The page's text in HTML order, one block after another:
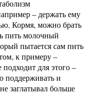
– держать ему
Кормя, можно брать
пить молочный
пытается сам пить
к примеру –
для этого –
поддерживать и
заглатывал больше